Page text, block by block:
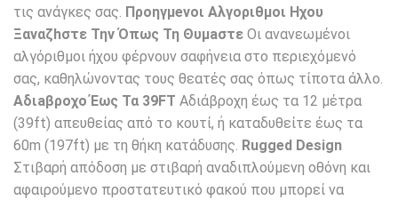
τις ανάγκες σας. Προηγμeνοι Αλγoριθμοι Hχου
Ξαναζhστε Την Όπως Τη Θυμaστε Οι ανανεωμένοι
αλγόριθμοι ήχου φέρνουν σαφήνεια στο περιεχόμενό
σας, καθηλώνοντας τους θεατές σας όπως τίποτα άλλο.
Αδιaβροχο Έως Τα 39FT Αδιάβροχη έως τα 12 μέτρα
(39ft) απευθείας από το κουτί, ή καταδυθείτε έως τα
60m (197ft) με τη θήκη κατάδυσης. Rugged Design
Στιβαρή απόδοση με στιβαρή αναδιπλούμενη οθόνη και
αφαιρούμενο προστατευτικό φακού που μπορεί να